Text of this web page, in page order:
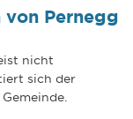
Pernegg
nicht
sich der